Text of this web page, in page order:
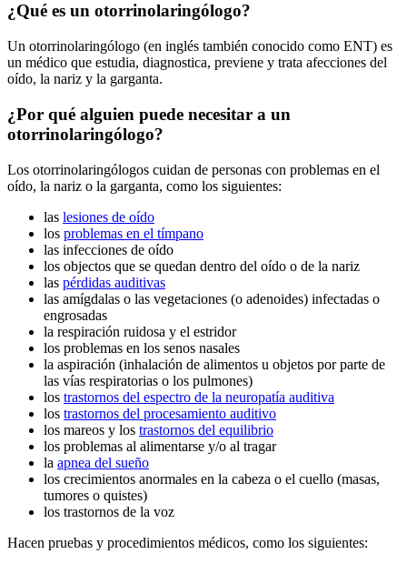
¿Qué es un otorrinolaringólogo?
Un otorrinolaringólogo (en inglés también conocido como ENT) es
un médico que estudia, diagnostica, previene y trata afecciones del
oído, la nariz y la garganta.
¿Por qué alguien puede necesitar a un
otorrinolaringólogo?
Los otorrinolaringólogos cuidan de personas con problemas en el
oído, la nariz o la garganta, como los siguientes:
las lesiones de oído
los problemas en el tímpano
las infecciones de oído
los objectos que se quedan dentro del oído o de la nariz
las pérdidas auditivas
las amígdalas o las vegetaciones (o adenoides) infectadas o
engrosadas
la respiración ruidosa y el estridor
los problemas en los senos nasales
la aspiración (inhalación de alimentos u objetos por parte de
las vías respiratorias o los pulmones)
los trastornos del espectro de la neuropatía auditiva
los trastornos del procesamiento auditivo
los mareos y los trastornos del equilibrio
los problemas al alimentarse y/o al tragar
la apnea del sueño
los crecimientos anormales en la cabeza o el cuello (masas,
tumores o quistes)
los trastornos de la voz
Hacen pruebas y procedimientos médicos, como los siguientes: